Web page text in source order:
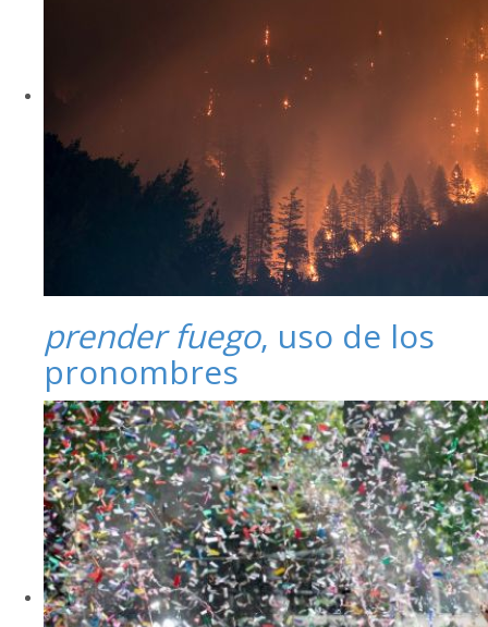
prender fuego, uso de los
pronombres